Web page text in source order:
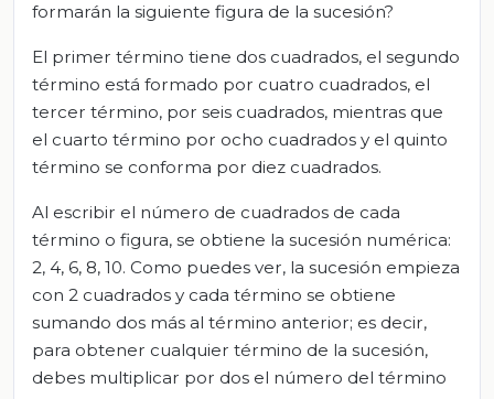
formarán la siguiente figura de la sucesión?
El primer término tiene dos cuadrados, el segundo
término está formado por cuatro cuadrados, el
tercer término, por seis cuadrados, mientras que
el cuarto término por ocho cuadrados y el quinto
término se conforma por diez cuadrados.
Al escribir el número de cuadrados de cada
término o figura, se obtiene la sucesión numérica:
2, 4, 6, 8, 10. Como puedes ver, la sucesión empieza
con 2 cuadrados y cada término se obtiene
sumando dos más al término anterior; es decir,
para obtener cualquier término de la sucesión,
debes multiplicar por dos el número del término